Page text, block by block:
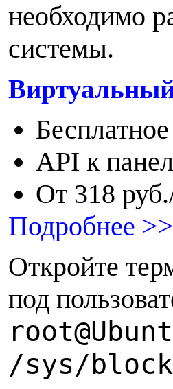
необходимо
системы.
API к
От 318
Подробнее >>
Откройте
под
/sys/